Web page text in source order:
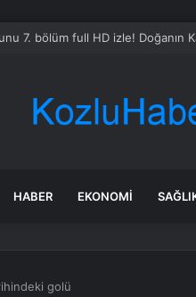
7. bölüm full HD izle!
HABER EKONOMI
golü